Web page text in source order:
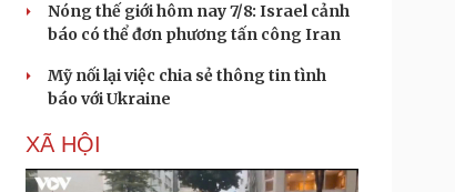
Nóng thế giới hôm nay 7/8: Israel cảnh
báo có thể đơn phương tấn công Iran
Mỹ nối lại việc chia sẻ thông tin tình
báo với Ukraine
XÃ HỘI